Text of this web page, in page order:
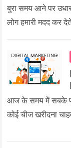
बुरा समय आने पर
लोग हमारी मदद कर
आज के समय में सबके
कोई चीज खरीदना